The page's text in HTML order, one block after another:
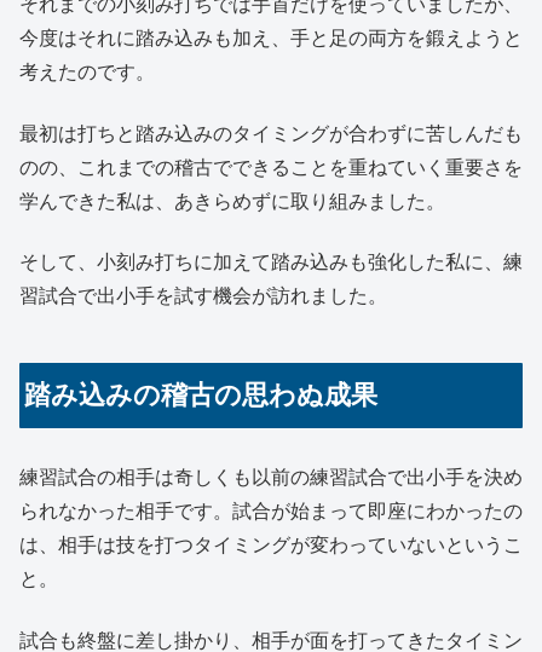
それまでの小刻み打ちでは手首だけを使っていましたが、
今度はそれに踏み込みも加え、手と足の両方を鍛えようと
考えたのです。
最初は打ちと踏み込みのタイミングが合わずに苦しんだも
のの、これまでの稽古でできることを重ねていく重要さを
学んできた私は、あきらめずに取り組みました。
そして、小刻み打ちに加えて踏み込みも強化した私に、練
習試合で出小手を試す機会が訪れました。
踏み込みの稽古の思わぬ成果
練習試合の相手は奇しくも以前の練習試合で出小手を決め
られなかった相手です。試合が始まって即座にわかったの
は、相手は技を打つタイミングが変わっていないというこ
と。
試合も終盤に差し掛かり、相手が面を打ってきたタイミン